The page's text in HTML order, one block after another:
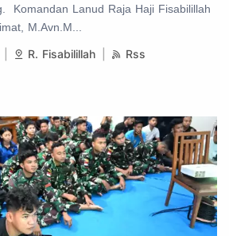
Komandan Lanud Raja Haji Fisabilillah
M.Avn.M...
R. Fisabilillah Rss